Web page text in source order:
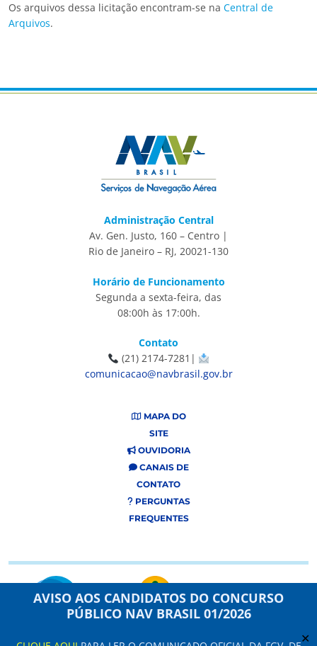
AVISO AOS CANDIDATOS DO CONCURSO
PÚBLICO NAV BRASIL 01/2026
✕
Os arquivos dessa licitação encontram-se na Central de
Arquivos.
Administração Central
Av. Gen. Justo, 160 – Centro |
Rio de Janeiro – RJ, 20021-130
Horário de Funcionamento
Segunda a sexta-feira, das
08:00h às 17:00h.
Contato
(21) 2174-7281|
comunicacao@navbrasil.gov.br
MAPA DO
SITE
OUVIDORIA
CANAIS DE
CONTATO
PERGUNTAS
FREQUENTES